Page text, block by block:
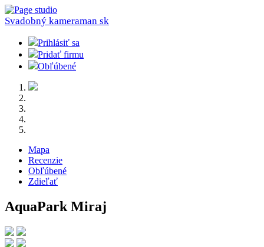
Svadobný kameraman sk
Prihlásiť sa
Pridať firmu
Obľúbené
Mapa
Recenzie
Obľúbené
Zdieľať
AquaPark Miraj